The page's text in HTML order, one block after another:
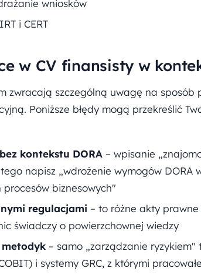
wniosków
i CERT
w CV finansisty w
zwracają szczególną uwagę na sposób
Poniższe błędy mogą przekreślić
kontekstu DORA – wpisanie
napisz „wdrożenie wymogów DORA
biznesowych"
regulacjami – to różne akty
świadczy o powierzchownej wiedzy
– samo „zarządzanie ryzykiem"
i systemy GRC, z którymi